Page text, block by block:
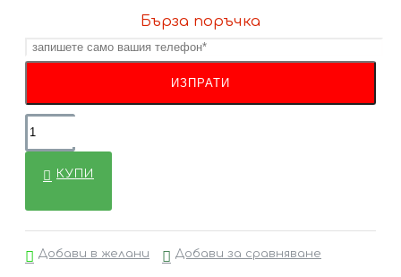
Бърза поръчка
КУПИ
Добави в желани Добави за сравняване